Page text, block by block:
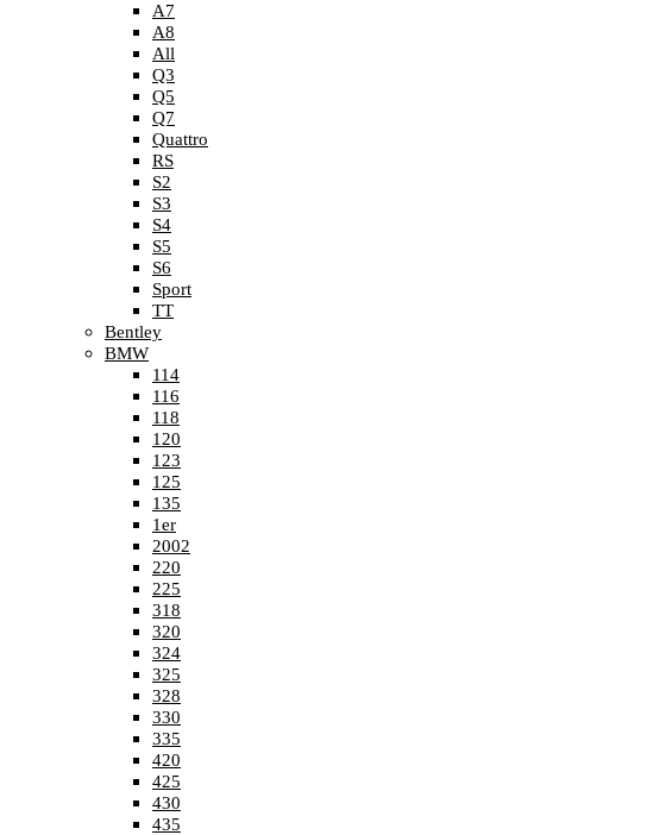
A7
A8
All
Q3
Q5
Q7
Quattro
RS
S2
S3
S4
S5
S6
Sport
TT
Bentley
BMW
114
116
118
120
123
125
135
1er
2002
220
225
318
320
324
325
328
330
335
420
425
430
435